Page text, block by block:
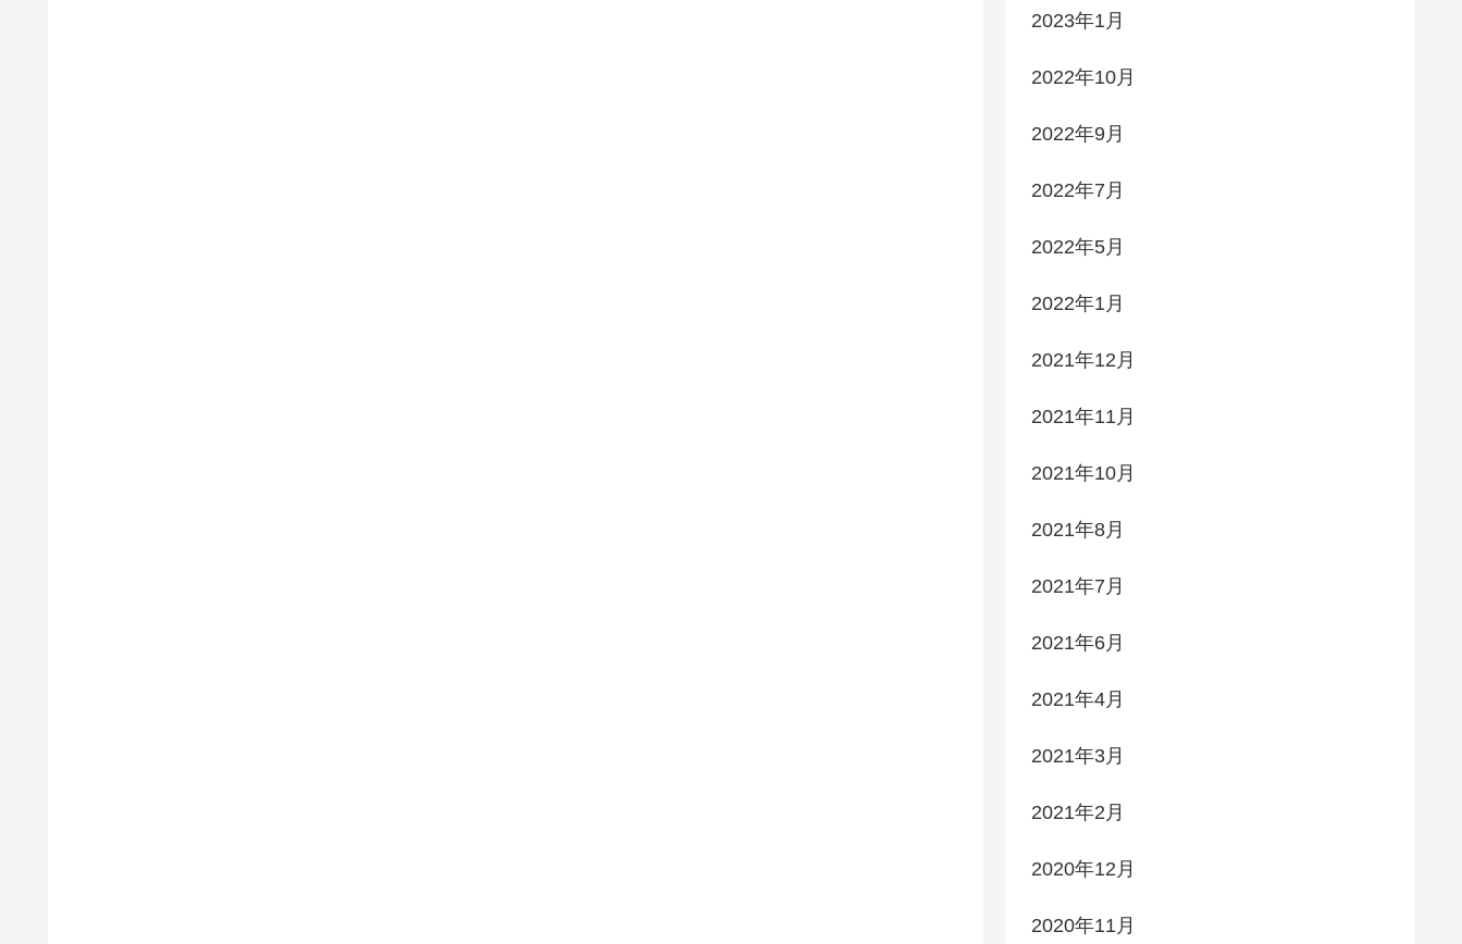
2023年1月
2022年10月
2022年9月
2022年7月
2022年5月
2022年1月
2021年12月
2021年11月
2021年10月
2021年8月
2021年7月
2021年6月
2021年4月
2021年3月
2021年2月
2020年12月
2020年11月